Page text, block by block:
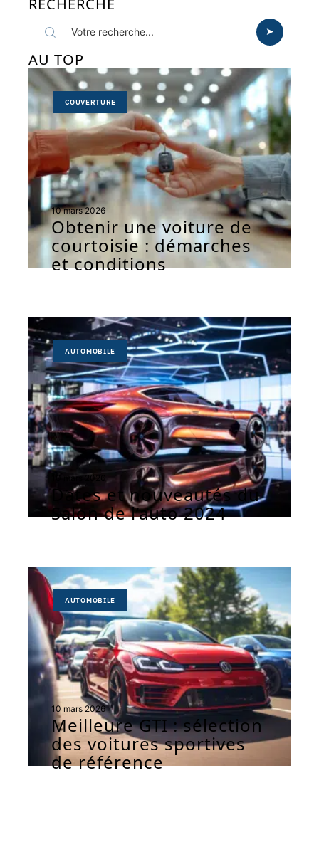
RECHERCHE
AU TOP
COUVERTURE
10 mars 2026
Obtenir une voiture de
courtoisie : démarches
et conditions
AUTOMOBILE
10 mars 2026
Dates et nouveautés du
Salon de l’auto 2024
AUTOMOBILE
10 mars 2026
Meilleure GTI : sélection
des voitures sportives
de référence